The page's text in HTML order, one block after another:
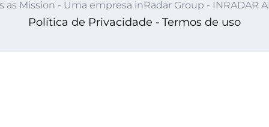
as Mission - Uma empresa inRadar Group - INRADAR
Política de Privacidade - Termos de uso